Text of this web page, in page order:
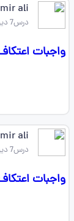
ali
درس7 دین و زندگی یازدهم
واجبات
ali
درس7 دین و زندگی یازدهم
واجبات